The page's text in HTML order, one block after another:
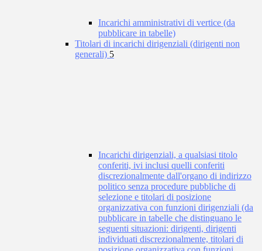
Incarichi amministrativi di vertice (da
pubblicare in tabelle)
Titolari di incarichi dirigenziali (dirigenti non
generali) 5
Incarichi dirigenziali, a qualsiasi titolo
conferiti, ivi inclusi quelli conferiti
discrezionalmente dall'organo di indirizzo
politico senza procedure pubbliche di
selezione e titolari di posizione
organizzativa con funzioni dirigenziali (da
pubblicare in tabelle che distinguano le
seguenti situazioni: dirigenti, dirigenti
individuati discrezionalmente, titolari di